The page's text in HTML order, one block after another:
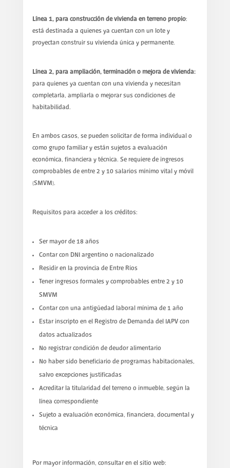
Línea 1, para construcción de vivienda en terreno propio:
está destinada a quienes ya cuentan con un lote y
proyectan construir su vivienda única y permanente.
Línea 2, para ampliación, terminación o mejora de vivienda:
para quienes ya cuentan con una vivienda y necesitan
completarla, ampliarla o mejorar sus condiciones de
habitabilidad.
En ambos casos, se pueden solicitar de forma individual o
como grupo familiar y están sujetos a evaluación
económica, financiera y técnica. Se requiere de ingresos
comprobables de entre 2 y 10 salarios mínimo vital y móvil
(SMVM).
Requisitos para acceder a los créditos:
Ser mayor de 18 años
Contar con DNI argentino o nacionalizado
Residir en la provincia de Entre Ríos
Tener ingresos formales y comprobables entre 2 y 10
SMVM
Contar con una antigüedad laboral mínima de 1 año
Estar inscripto en el Registro de Demanda del IAPV con
datos actualizados
No registrar condición de deudor alimentario
No haber sido beneficiario de programas habitacionales,
salvo excepciones justificadas
Acreditar la titularidad del terreno o inmueble, según la
línea correspondiente
Sujeto a evaluación económica, financiera, documental y
técnica
Por mayor información, consultar en el sitio web: